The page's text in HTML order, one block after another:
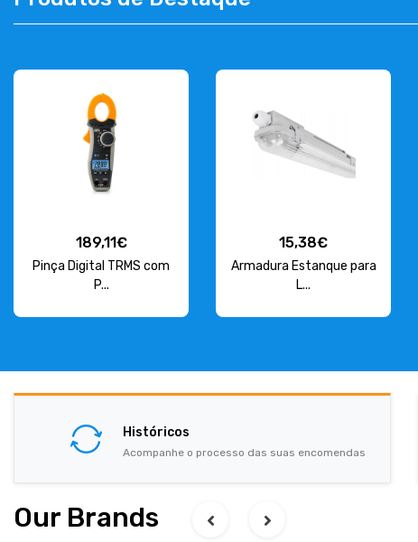
CONTACT
geral@luxivo.pt
189,11€
Pinça Digital TRMS com
P...
15,38€
Armadura Estanque para
L...
Históricos
Acompanhe o processo das suas encomendas
Our Brands